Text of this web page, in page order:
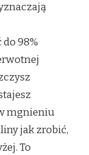
98%
mgnieniu
jak zrobić,
To